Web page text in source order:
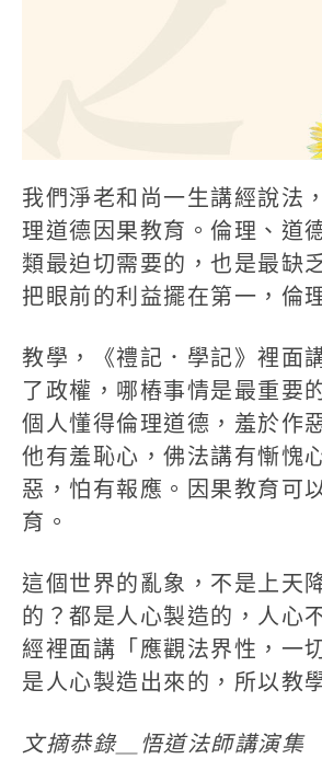
我們淨老和尚一生講經說法
理道德因果教育。倫理、道
類最迫切需要的，也是最缺
把眼前的利益擺在第一，倫
教學，《禮記．學記》裡面
了政權，哪樁事情是最重要
個人懂得倫理道德，羞於作
他有羞恥心，佛法講有慚愧
惡，怕有報應。因果教育可
育。
這個世界的亂象，不是上天
的？都是人心製造的，人心
經裡面講「應觀法界性，一
是人心製造出來的，所以教
文摘恭錄＿悟道法